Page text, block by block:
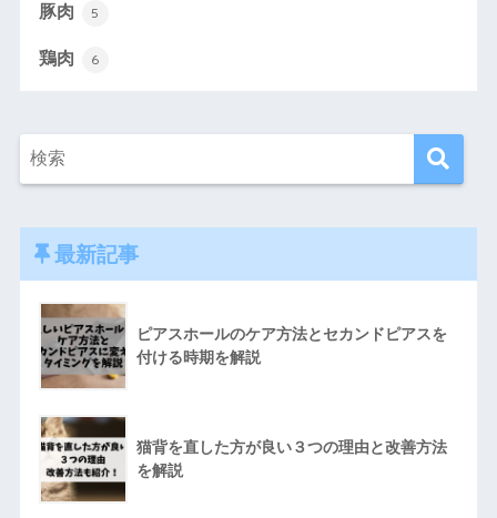
豚肉 5
鶏肉 6
最新記事
ピアスホールのケア方法とセカンドピアスを
付ける時期を解説
猫背を直した方が良い３つの理由と改善方法
を解説